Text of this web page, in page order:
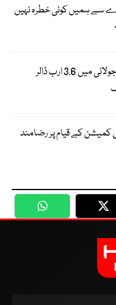
سے ہمیں کوئی خطرہ نہیں
ترسیلات زر میں بڑا اضافہ ، جولائی میں 3.6 ارب ڈالر
کے قیام پر رضامند
WhatsApp